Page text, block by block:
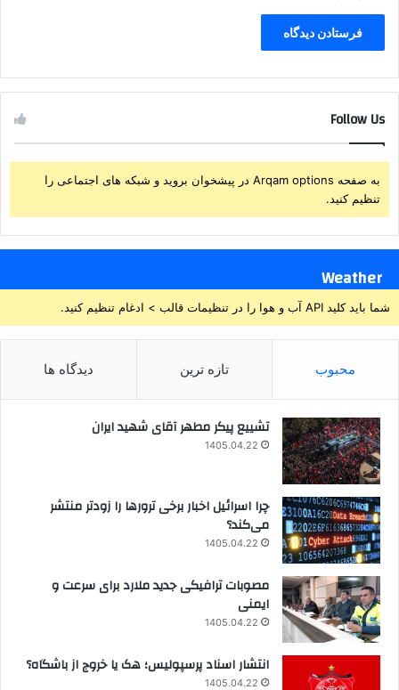
Follow Us
به صفحه Arqam options در پیشخوان بروید و شبکه های اجتماعی را
تنظیم کنید.
Weather
شما باید کلید API آب و هوا را در تنظیمات قالب > ادغام تنظیم کنید.
محبوب تازه ترین دیدگاه ها
تشییع پیکر مطهر آقای شهید ایران
1405.04.22
چرا اسرائیل اخبار برخی ترورها را زودتر منتشر
می‌کند؟
1405.04.22
مصوبات ترافیکی جدید ملارد برای سرعت و
ایمنی
1405.04.22
انتشار اسناد پرسپولیس؛ هک یا خروج از باشگاه؟
1405.04.22